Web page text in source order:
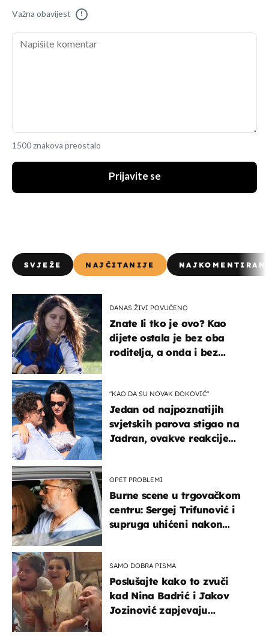
Važna obavijest !
1500 znakova preostalo
Prijavite se
SVJEŽE NAJČITANIJE
DANAS ŽIVI POVUČENO
Znate li tko je ovo? Kao
dijete ostala je bez oba
roditelja, a onda i bez
"KAO DA SU NOVAK ĐOKOVIĆ"
Jedan od najpoznatijih
svjetskih parova stigao na
Jadran, ovakve reakcije
OPET PROBLEMI
Burne scene u trgovačkom
centru: Sergej Trifunović i
supruga uhićeni nakon
SAMO DOBRA PISMA
Poslušajte kako to zvuči
kad Nina Badrić i Jakov
Jozinović zapjevaju